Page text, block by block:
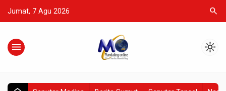
Jumat, 7 Agu 2026 search
menu light_mode